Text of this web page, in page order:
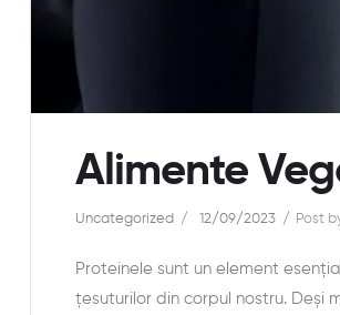
Alimente
Uncategorized 12/09/2023 Post
Proteinele sunt un element
țesuturilor din corpul nostru.